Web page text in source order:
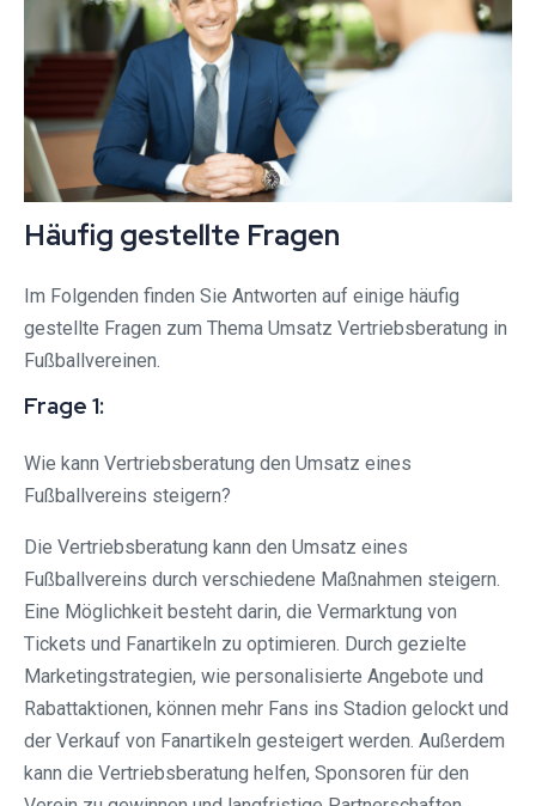
Häufig gestellte Fragen
Im Folgenden finden Sie Antworten auf einige häufig
gestellte Fragen zum Thema Umsatz Vertriebsberatung in
Fußballvereinen.
Frage 1:
Wie kann Vertriebsberatung den Umsatz eines
Fußballvereins steigern?
Die Vertriebsberatung kann den Umsatz eines
Fußballvereins durch verschiedene Maßnahmen steigern.
Eine Möglichkeit besteht darin, die Vermarktung von
Tickets und Fanartikeln zu optimieren. Durch gezielte
Marketingstrategien, wie personalisierte Angebote und
Rabattaktionen, können mehr Fans ins Stadion gelockt und
der Verkauf von Fanartikeln gesteigert werden. Außerdem
kann die Vertriebsberatung helfen, Sponsoren für den